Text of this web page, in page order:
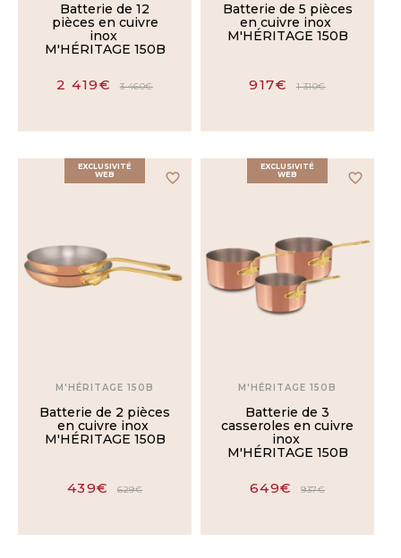
Batterie de 12
pièces en cuivre
inox
M'HÉRITAGE 150B
2 419€ 3 460€
Batterie de 5 pièces
en cuivre inox
M'HÉRITAGE 150B
917€ 1 310€
favorite_border
EXCLUSIVITÉ
WEB
M'HÉRITAGE 150B
Batterie de 2 pièces
en cuivre inox
M'HÉRITAGE 150B
439€ 629€
favorite_border
EXCLUSIVITÉ
WEB
M'HÉRITAGE 150B
Batterie de 3
casseroles en cuivre
inox
M'HÉRITAGE 150B
649€ 937€